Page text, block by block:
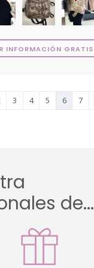
INFORMACIÓN GRATIS
3 4 5 6 7
de...